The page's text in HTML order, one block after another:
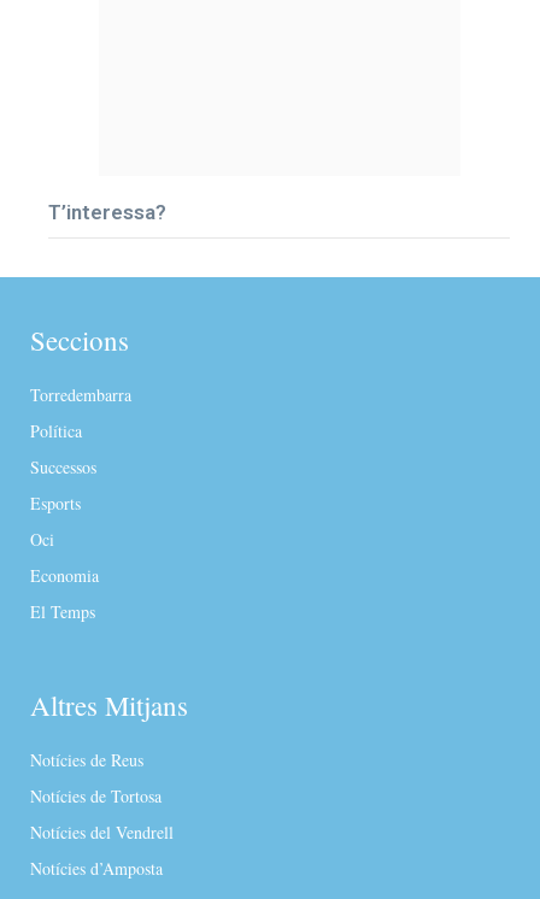
T’interessa?
Seccions
Torredembarra
Política
Successos
Esports
Oci
Economia
El Temps
Altres Mitjans
Notícies de Reus
Notícies de Tortosa
Notícies del Vendrell
Notícies d’Amposta